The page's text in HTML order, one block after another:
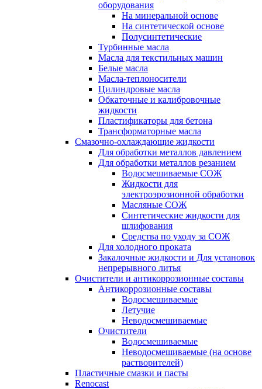
оборудования
На минеральной основе
На синтетической основе
Полусинтетические
Турбинные масла
Масла для текстильных машин
Белые масла
Масла-теплоносители
Цилиндровые масла
Обкаточные и калибровочные
жидкости
Пластификаторы для бетона
Трансформаторные масла
Смазочно-охлаждающие жидкости
Для обработки металлов давлением
Для обработки металлов резанием
Водосмешиваемые СОЖ
Жидкости для
электроэрозионной обработки
Масляные СОЖ
Синтетические жидкости для
шлифования
Средства по уходу за СОЖ
Для холодного проката
Закалочные жидкости и Для установок
непрерывного литья
Очистители и антикоррозионные составы
Антикоррозионные составы
Водосмешиваемые
Летучие
Неводосмешиваемые
Очистители
Водосмешиваемые
Неводосмешиваемые (на основе
растворителей)
Пластичные смазки и пасты
Renocast